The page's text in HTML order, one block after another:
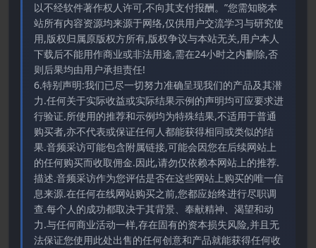
以不经软件著作权人许可,不向其支付报酬。”您需知晓本
站所有内容资源均来源于网络,仅供用户交流学习与研究使
用,版权归属原版权方所有,版权争议与本站无关,用户本人
下载后不能用作商业或非法用途,需在24小时之内删除,否
则后果均由用户承担责任!
6.特别声明:我们已尽一切努力准确呈现我们的产品及其潜
力.任何关于实际收益或实际结果示例的声明均可应要求进
行验证.所使用的推荐和示例均为特殊结果,不适用于普通
购买者,亦不代表或保证任何人都能获得相同或类似的结
果.音频采访可能包含附属链接,可能会因您在后续网站上
的任何购买而收取佣金.因此,请勿仅依赖本网站上的推荐.
描述.音频采访作为您评估是否在这些网站上购买的唯一信
息来源.在任何在线网站购买之前,您都应始终进行尽职调
查.每个人的成功都取决于其背景、奉献精神、渴望和动
力.与任何商业活动一样,存在固有的资本损失风险,并且无
法保证您使用此处出售的任何创意和产品就能获得任何收